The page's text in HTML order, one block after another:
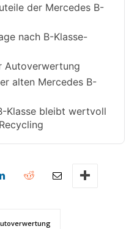
der Mercedes B-
nach B-Klasse-
Autoverwertung
alten Mercedes B-
Klasse bleibt wertvoll